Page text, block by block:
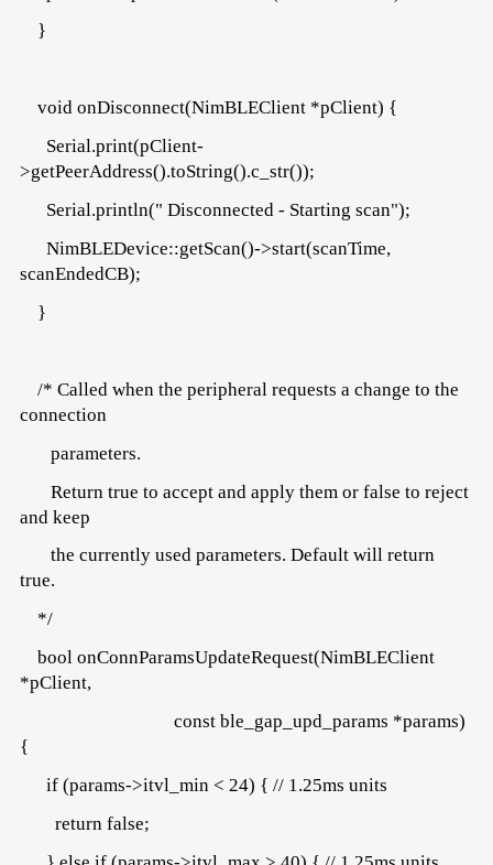
}
void onDisconnect(NimBLEClient *pClient) {
Serial.print(pClient-
>getPeerAddress().toString().c_str());
Serial.println(" Disconnected - Starting scan");
NimBLEDevice::getScan()->start(scanTime,
scanEndedCB);
}
/* Called when the peripheral requests a change to the
connection
parameters.
Return true to accept and apply them or false to reject
and keep
the currently used parameters. Default will return
true.
*/
bool onConnParamsUpdateRequest(NimBLEClient
*pClient,
const ble_gap_upd_params *params)
{
if (params->itvl_min < 24) { // 1.25ms units
return false;